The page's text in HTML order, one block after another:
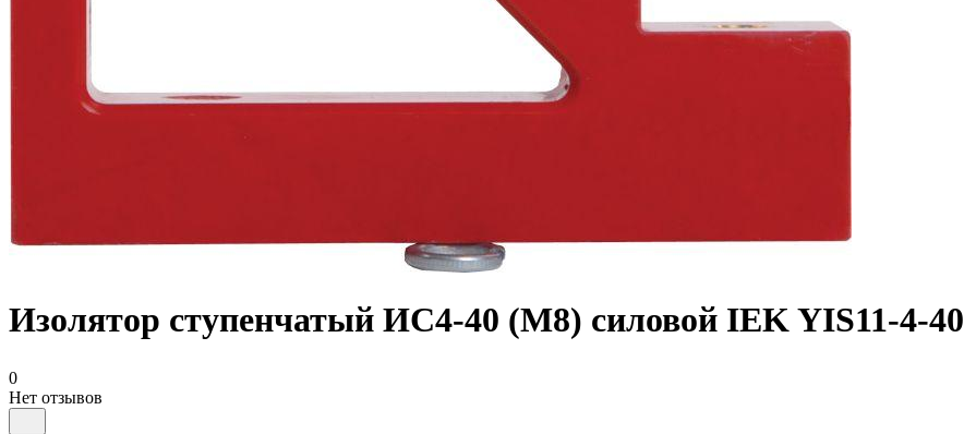
Изолятор ступенчатый ИС4-40 (М8) силовой IEK YIS11-4-40
0
Нет отзывов